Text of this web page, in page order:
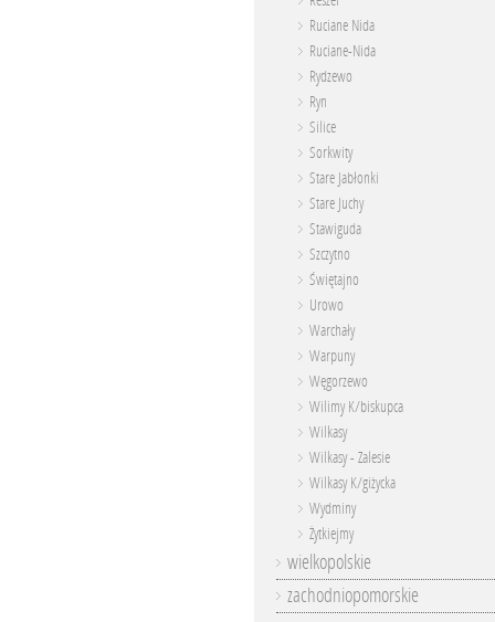
Ruciane Nida
Ruciane-Nida
Rydzewo
Ryn
Silice
Sorkwity
Stare Jabłonki
Stare Juchy
Stawiguda
Szczytno
Świętajno
Urowo
Warchały
Warpuny
Węgorzewo
Wilimy K/biskupca
Wilkasy
Wilkasy - Zalesie
Wilkasy K/giżycka
Wydminy
Żytkiejmy
wielkopolskie
zachodniopomorskie